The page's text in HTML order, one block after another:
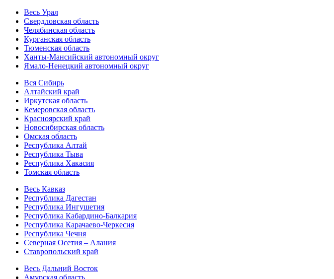
Весь Урал
Свердловская область
Челябинская область
Курганская область
Тюменская область
Ханты-Мансийский автономный округ
Ямало-Ненецкий автономный округ
Вся Сибирь
Алтайский край
Иркутская область
Кемеровская область
Красноярский край
Новосибирская область
Омская область
Республика Алтай
Республика Тыва
Республика Хакасия
Томская область
Весь Кавказ
Республика Дагестан
Республика Ингушетия
Республика Кабардино-Балкария
Республика Карачаево-Черкесия
Республика Чечня
Северная Осетия – Алания
Ставропольский край
Весь Дальний Восток
Амурская область